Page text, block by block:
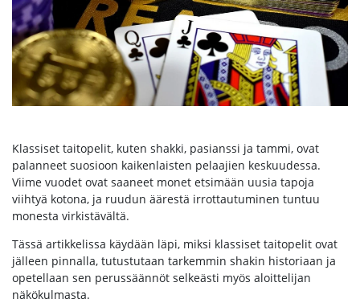
Klassiset taitopelit, kuten shakki, pasianssi ja tammi, ovat
palanneet suosioon kaikenlaisten pelaajien keskuudessa.
Viime vuodet ovat saaneet monet etsimään uusia tapoja
viihtyä kotona, ja ruudun äärestä irrottautuminen tuntuu
monesta virkistävältä.
Tässä artikkelissa käydään läpi, miksi klassiset taitopelit ovat
jälleen pinnalla, tutustutaan tarkemmin shakin historiaan ja
opetellaan sen perussäännöt selkeästi myös aloittelijan
näkökulmasta.